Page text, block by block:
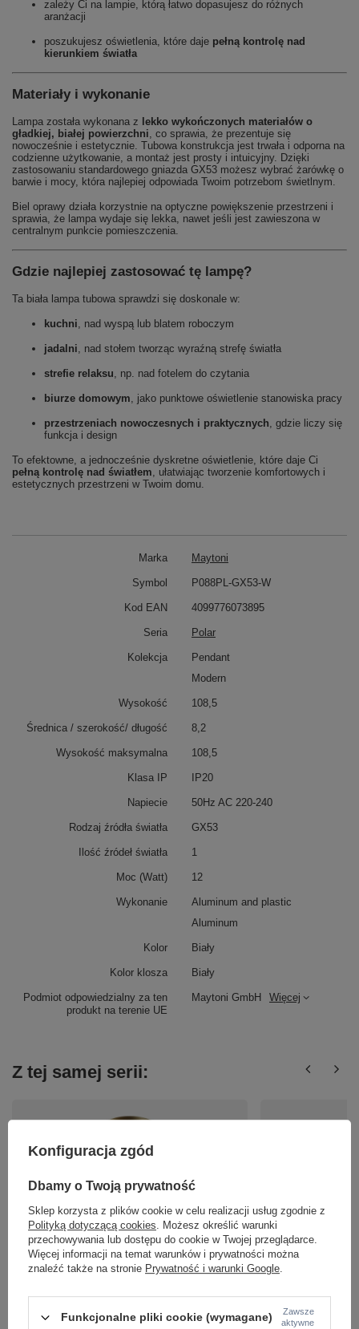
zależy Ci na lampie, którą łatwo dopasujesz do różnych
aranżacji
poszukujesz oświetlenia, które daje pełną kontrolę nad
kierunkiem światła
Materiały i wykonanie
Lampa została wykonana z lekko wykończonych materiałów o
gładkiej, białej powierzchni, co sprawia, że prezentuje się
nowocześnie i estetycznie. Tubowa konstrukcja jest trwała i odporna na
codzienne użytkowanie, a montaż jest prosty i intuicyjny. Dzięki
zastosowaniu standardowego gniazda GX53 możesz wybrać żarówkę o
barwie i mocy, która najlepiej odpowiada Twoim potrzebom świetlnym.
Biel oprawy działa korzystnie na optyczne powiększenie przestrzeni i
sprawia, że lampa wydaje się lekka, nawet jeśli jest zawieszona w
centralnym punkcie pomieszczenia.
Gdzie najlepiej zastosować tę lampę?
Ta biała lampa tubowa sprawdzi się doskonale w:
kuchni, nad wyspą lub blatem roboczym
jadalni, nad stołem tworząc wyraźną strefę światła
strefie relaksu, np. nad fotelem do czytania
biurze domowym, jako punktowe oświetlenie stanowiska pracy
przestrzeniach nowoczesnych i praktycznych, gdzie liczy się
funkcja i design
To efektowne, a jednocześnie dyskretne oświetlenie, które daje Ci
pełną kontrolę nad światłem, ułatwiając tworzenie komfortowych i
estetycznych przestrzeni w Twoim domu.
Marka Maytoni
Podmiot odpowiedzialny za ten
produkt na terenie UE
Maytoni GmbH Więcej
Symbol P088PL-GX53-W
Kod EAN 4099776073895
Seria Polar
Kolekcja
Pendant
Modern
Wysokość 108,5
Średnica / szerokość/ długość 8,2
Wysokość maksymalna 108,5
Klasa IP IP20
Napiecie 50Hz AC 220-240
Rodzaj źródła światła GX53
Ilość źródeł światła 1
Moc (Watt) 12
Wykonanie
Aluminum and plastic
Aluminum
Kolor Biały
Kolor klosza Biały
Z tej samej serii:
Tuba sufitowa natynkowa o średnicy 8,2cm 1xGX53
w kolorze matowego złota Polar C088CL-GX53-MG
Maytoni
Czarna lampa
GX53 Polar P088PL-
104,00 zł
Konfiguracja zgód
Dbamy o Twoją prywatność
Sklep korzysta z plików cookie w celu realizacji usług zgodnie z
Polityką dotyczącą cookies. Możesz określić warunki
przechowywania lub dostępu do cookie w Twojej przeglądarce.
Więcej informacji na temat warunków i prywatności można
znaleźć także na stronie Prywatność i warunki Google.
Funkcjonalne pliki cookie (wymagane)
Zawsze
aktywne